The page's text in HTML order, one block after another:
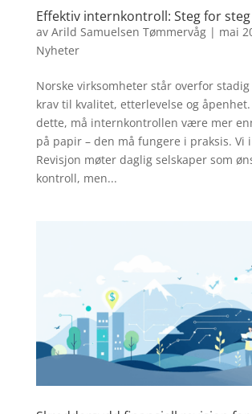
Effektiv internkontroll: Steg for steg
av Arild Samuelsen Tømmervåg| mai
Nyheter
Norske virksomheter står overfor
krav til kvalitet, etterlevelse og åpenhet.
dette, må internkontrollen være mer
på papir – den må fungere i praksis. Vi
Revisjon møter daglig selskaper som
kontroll, men...